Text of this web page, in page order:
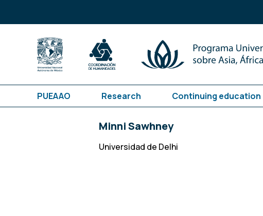
PUEAAO Research Continuing education
Minni Sawhney
Universidad de Delhi